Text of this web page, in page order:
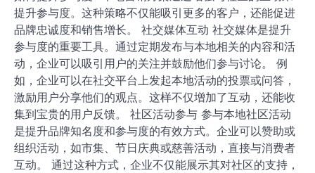
提升参与度。这种策略不仅能吸引更多的客户，还能促进
品牌忠诚度和销售增长。 社交媒体互动 社交媒体是提升
参与度的重要工具。通过定期发布与本地相关的内容和活
动，企业可以吸引用户的关注并鼓励他们参与讨论。 例
如，企业可以在社交平台上发起本地活动的投票或问答，
激励用户分享他们的观点。这样不仅增加了互动，还能收
集到宝贵的用户反馈。 社区活动参与 参与本地社区活动
是提升品牌知名度和参与度的有效方式。企业可以赞助或
组织活动，如市集、节日庆典或慈善活动，直接与消费者
互动。 通过这种方式，企业不仅能展示其对社区的支持，